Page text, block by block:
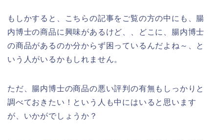
もしかすると、こちらの記事をご覧の方の中にも、腸
内博士の商品に興味があるけど、、どこに、腸内博士
の商品があるのか分からず困っているんだよね～、と
いう人がいるかもしれません。
ただ、腸内博士の商品の悪い評判の有無もしっかりと
調べておきたい！という人も中にはいると思います
が、いかがでしょうか？